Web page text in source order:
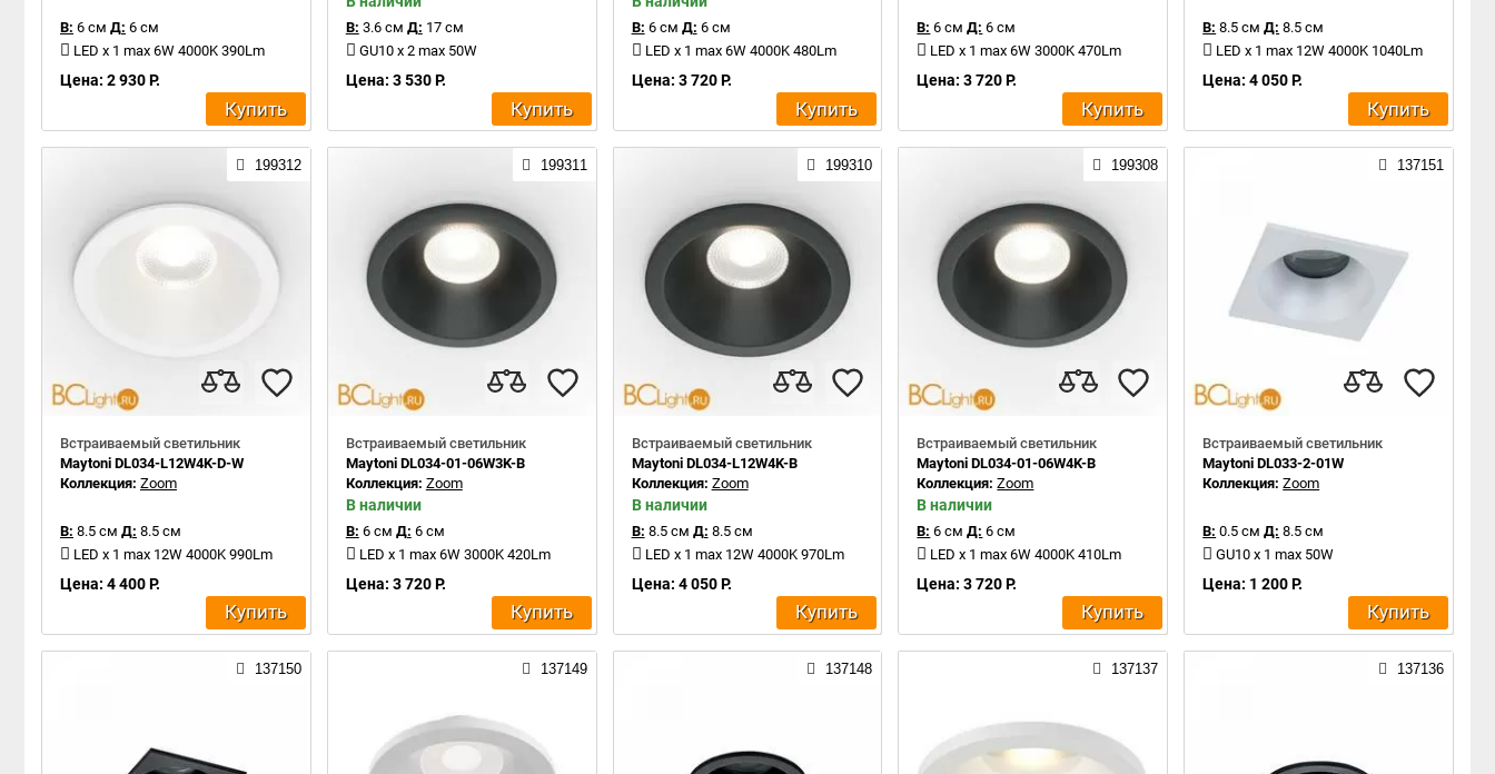
В: 6 см Д: 6 см
LED x 1 max 6W 4000K 390Lm
Цена: 2 930 Р.
Купить
В: 3.6 см Д: 17 см
GU10 x 2 max 50W
Цена: 3 530 Р.
Купить
В: 6 см Д: 6 см
LED x 1 max 6W 4000K 480Lm
Цена: 3 720 Р.
Купить
В: 6 см Д: 6 см
LED x 1 max 6W 3000K 470Lm
Цена: 3 720 Р.
Купить
В: 8.5 см Д: 8.5 см
LED x 1 max 12W 4000K 1040Lm
Цена: 4 050 Р.
Купить
199312
Встраиваемый светильник
Maytoni DL034-L12W4K-D-W
Коллекция: Zoom
В: 8.5 см Д: 8.5 см
LED x 1 max 12W 4000K 990Lm
Цена: 4 400 Р.
Купить
199311
Встраиваемый светильник
Maytoni DL034-01-06W3K-B
Коллекция: Zoom
В наличии
В: 6 см Д: 6 см
LED x 1 max 6W 3000K 420Lm
Цена: 3 720 Р.
Купить
199310
Встраиваемый светильник
Maytoni DL034-L12W4K-B
Коллекция: Zoom
В наличии
В: 8.5 см Д: 8.5 см
LED x 1 max 12W 4000K 970Lm
Цена: 4 050 Р.
Купить
199308
Встраиваемый светильник
Maytoni DL034-01-06W4K-B
Коллекция:Zoom
В наличии
В: 6 см Д: 6 см
LED x 1 max 6W 4000K 410Lm
Цена: 3 720 Р.
Купить
137151
Встраиваемый светильник
Maytoni DL033-2-01W
Коллекция:Zoom
В: 0.5 см Д: 8.5 см
GU10 x 1 max 50W
Цена: 1 200 Р.
Купить
137150 137149 137148 137137 137136